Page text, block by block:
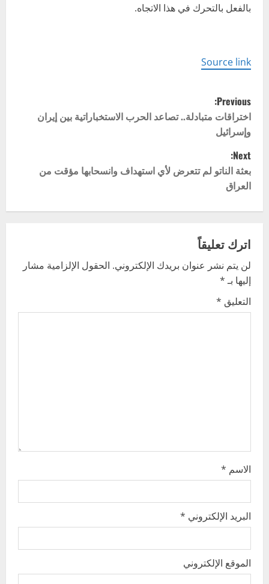
بالفعل بالتحرك في هذا الاتجاه.
Source link
P
o
s
t
n
v
i
g
Previous:
اختراقات متبادلة.. تصاعد الحرب الاستخباراتية بين إيران
وإسرائيل
Next:
بعثة الناتو لم تتعرض لأي استهداف وانسحابها مؤقت من
العراق
اترك تعليقاً
لن يتم نشر عنوان بريدك الإلكتروني. الحقول الإلزامية مشار
إليها بـ*
التعليق *
الاسم *
البريد الإلكتروني *
الموقع الإلكتروني